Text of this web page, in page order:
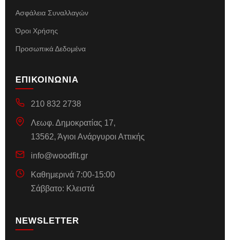
Ασφάλεια Συναλλαγών
Όροι Χρήσης
Προσωπικά Δεδομένα
ΕΠΙΚΟΙΝΩΝΙΑ
210 832 2738
Λεωφ. Δημοκρατίας 17,
13562, Άγιοι Ανάργυροι Αττικής
info@woodfit.gr
Καθημερινά 7:00-15:00
Σάββατο: Κλειστά
NEWSLETTER